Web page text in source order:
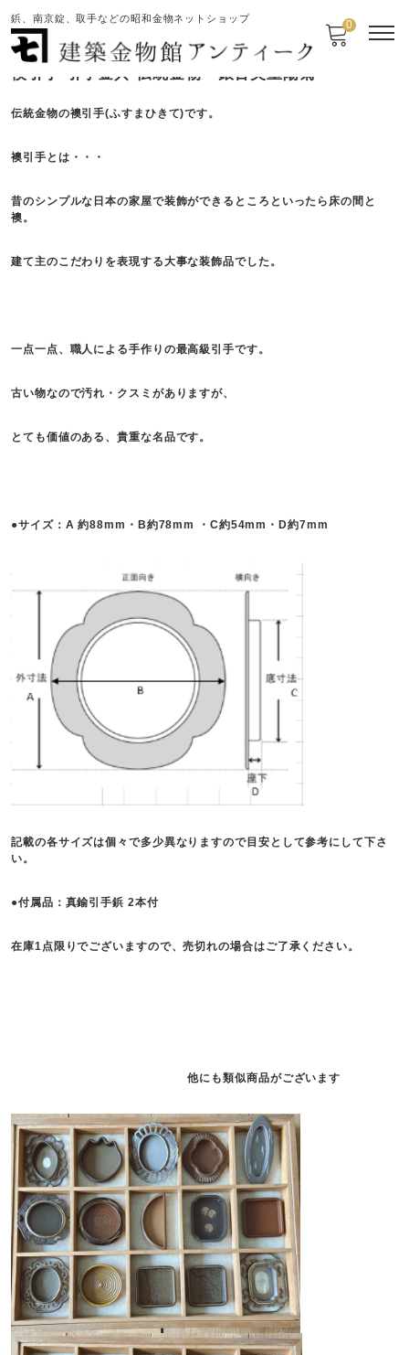
鋲、南京錠、取手などの昭和金物ネットショップ 0
襖引手 引手金具 伝統金物 銀古美重陽菊
伝統金物の襖引手(ふすまひきて)です。
襖引手とは・・・
昔のシンプルな日本の家屋で装飾ができるところといったら床の間と
襖。
建て主のこだわりを表現する大事な装飾品でした。
一点一点、職人による手作りの最高級引手です。
古い物なので汚れ・クスミがありますが、
とても価値のある、貴重な名品です。
●サイズ：A 約88mm・B約78mm ・C約54mm・D約7mm
記載の各サイズは個々で多少異なりますので目安として参考にして下さ
い。
●付属品：真鍮引手鋲 2本付
在庫1点限りでございますので、売切れの場合はご了承ください。
他にも類似商品がございます